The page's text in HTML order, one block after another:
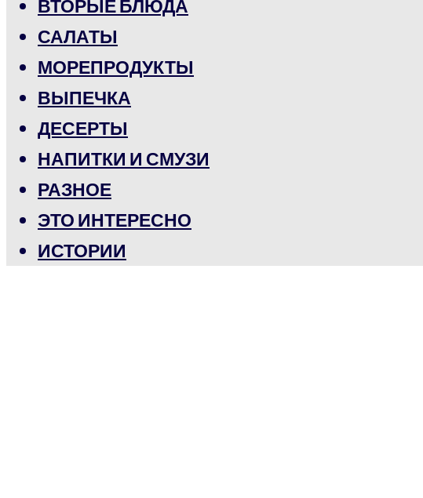
ВТОРЫЕ БЛЮДА
САЛАТЫ
МОРЕПРОДУКТЫ
ВЫПЕЧКА
ДЕСЕРТЫ
НАПИТКИ И СМУЗИ
РАЗНОЕ
ЭТО ИНТЕРЕСНО
ИСТОРИИ